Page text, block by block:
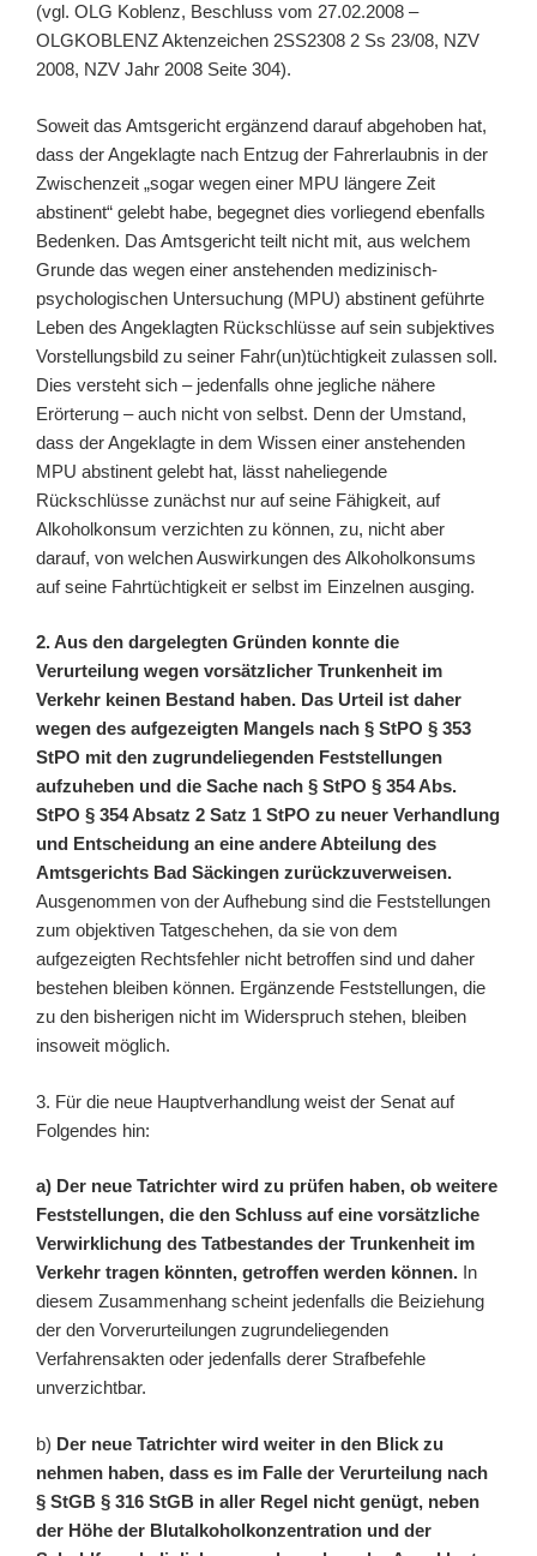
(vgl. OLG Koblenz, Beschluss vom 27.02.2008 –
OLGKOBLENZ Aktenzeichen 2SS2308 2 Ss 23/08, NZV
2008, NZV Jahr 2008 Seite 304).
Soweit das Amtsgericht ergänzend darauf abgehoben hat,
dass der Angeklagte nach Entzug der Fahrerlaubnis in der
Zwischenzeit „sogar wegen einer MPU längere Zeit
abstinent“ gelebt habe, begegnet dies vorliegend ebenfalls
Bedenken. Das Amtsgericht teilt nicht mit, aus welchem
Grunde das wegen einer anstehenden medizinisch-
psychologischen Untersuchung (MPU) abstinent geführte
Leben des Angeklagten Rückschlüsse auf sein subjektives
Vorstellungsbild zu seiner Fahr(un)tüchtigkeit zulassen soll.
Dies versteht sich – jedenfalls ohne jegliche nähere
Erörterung – auch nicht von selbst. Denn der Umstand,
dass der Angeklagte in dem Wissen einer anstehenden
MPU abstinent gelebt hat, lässt naheliegende
Rückschlüsse zunächst nur auf seine Fähigkeit, auf
Alkoholkonsum verzichten zu können, zu, nicht aber
darauf, von welchen Auswirkungen des Alkoholkonsums
auf seine Fahrtüchtigkeit er selbst im Einzelnen ausging.
2. Aus den dargelegten Gründen konnte die
Verurteilung wegen vorsätzlicher Trunkenheit im
Verkehr keinen Bestand haben. Das Urteil ist daher
wegen des aufgezeigten Mangels nach § StPO § 353
StPO mit den zugrundeliegenden Feststellungen
aufzuheben und die Sache nach § StPO § 354 Abs.
StPO § 354 Absatz 2 Satz 1 StPO zu neuer Verhandlung
und Entscheidung an eine andere Abteilung des
Amtsgerichts Bad Säckingen zurückzuverweisen.
Ausgenommen von der Aufhebung sind die Feststellungen
zum objektiven Tatgeschehen, da sie von dem
aufgezeigten Rechtsfehler nicht betroffen sind und daher
bestehen bleiben können. Ergänzende Feststellungen, die
zu den bisherigen nicht im Widerspruch stehen, bleiben
insoweit möglich.
3. Für die neue Hauptverhandlung weist der Senat auf
Folgendes hin:
a) Der neue Tatrichter wird zu prüfen haben, ob weitere
Feststellungen, die den Schluss auf eine vorsätzliche
Verwirklichung des Tatbestandes der Trunkenheit im
Verkehr tragen könnten, getroffen werden können. In
diesem Zusammenhang scheint jedenfalls die Beiziehung
der den Vorverurteilungen zugrundeliegenden
Verfahrensakten oder jedenfalls derer Strafbefehle
unverzichtbar.
b) Der neue Tatrichter wird weiter in den Blick zu
nehmen haben, dass es im Falle der Verurteilung nach
§ StGB § 316 StGB in aller Regel nicht genügt, neben
der Höhe der Blutalkoholkonzentration und der